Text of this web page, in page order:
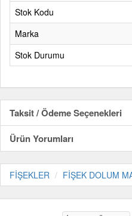
Stok Kodu
Marka
Stok Durumu
Taksit / Ödeme Seçenekleri
Ürün Yorumları
FİŞEKLER FİŞEK DOLUM